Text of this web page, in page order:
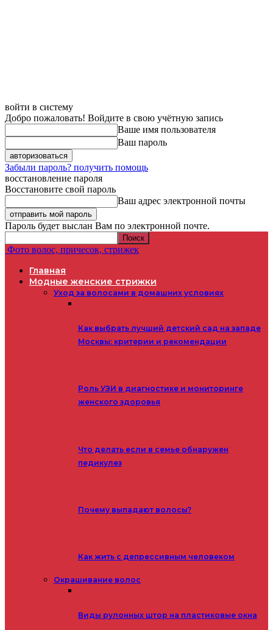
войти в систему
Добро пожаловать! Войдите в свою учётную запись
Ваше имя пользователя
Ваш пароль
Забыли пароль? получить помощь
восстановление пароля
Восстановите свой пароль
Ваш адрес электронной почты
Пароль будет выслан Вам по электронной почте.
Фото волос, причесок, стрижек
Главная
Модные женские стрижки
Уход за волосами в домашних условиях
Как выбрать лучший детский сад на западе
Москвы: критерии и рекомендации
Роль УЗИ в диагностике и мониторинге
женского здоровья
Что делать если в семье обнаружен
педикулез
Почему выпадают волосы?
Как жить с депрессивным человеком
Окрашивание волос
Виды рулонных штор на пластиковые окна